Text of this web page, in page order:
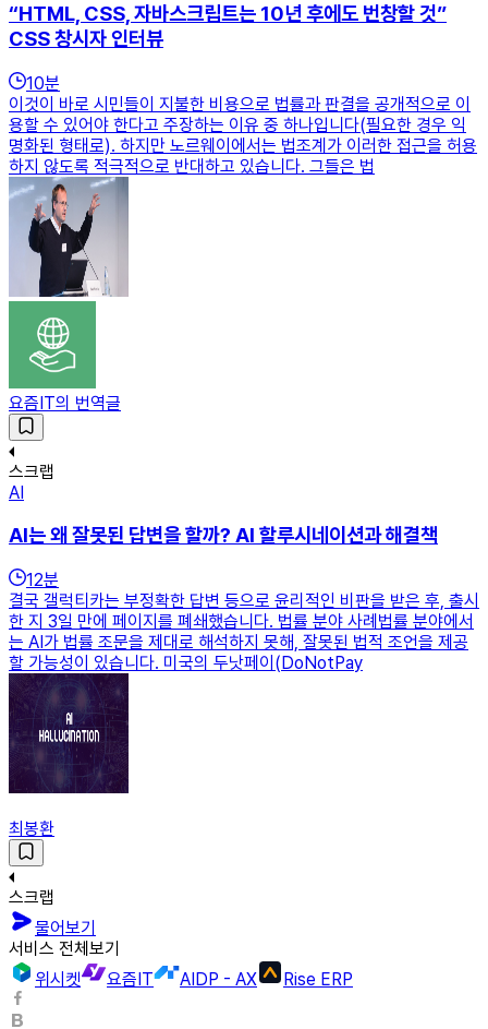
“HTML, CSS, 자바스크립트는 10년 후에도 번창할 것”
CSS 창시자 인터뷰
10분
이것이 바로 시민들이 지불한 비용으로 법률과 판결을 공개적으로 이
용할 수 있어야 한다고 주장하는 이유 중 하나입니다(필요한 경우 익
명화된 형태로). 하지만 노르웨이에서는 법조계가 이러한 접근을 허용
하지 않도록 적극적으로 반대하고 있습니다. 그들은 법
요즘IT의 번역글
스크랩
AI
AI는 왜 잘못된 답변을 할까? AI 할루시네이션과 해결책
12분
결국 갤럭티카는 부정확한 답변 등으로 윤리적인 비판을 받은 후, 출시
한 지 3일 만에 페이지를 폐쇄했습니다. 법률 분야 사례법률 분야에서
는 AI가 법률 조문을 제대로 해석하지 못해, 잘못된 법적 조언을 제공
할 가능성이 있습니다. 미국의 두낫페이(DoNotPay
최봉환
스크랩
물어보기
서비스 전체보기
위시켓
요즘IT AIDP - AX Rise ERP